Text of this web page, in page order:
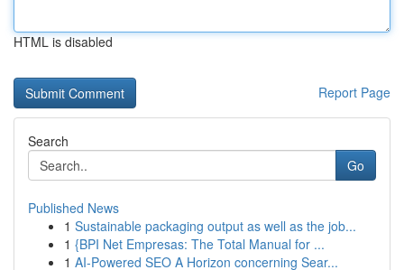
HTML is disabled
Report Page
Search
Go
Published News
1 Sustainable packaging output as well as the job...
1 {BPI Net Empresas: The Total Manual for ...
1 AI-Powered SEO A Horizon concerning Sear...